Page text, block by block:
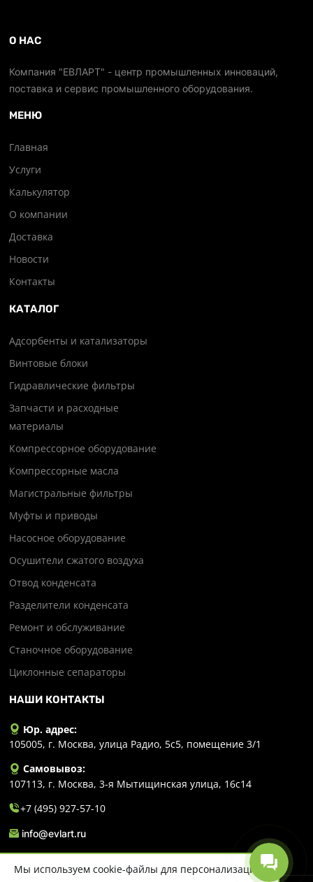
О НАС
Компания "ЕВЛАРТ" - центр промышленных инноваций,
поставка и сервис промышленного оборудования.
МЕНЮ
Главная
Услуги
Калькулятор
О компании
Доставка
Новости
Контакты
КАТАЛОГ
Адсорбенты и катализаторы
Винтовые блоки
Гидравлические фильтры
Запчасти и расходные
материалы
Компрессорное оборудование
Компрессорные масла
Магистральные фильтры
Муфты и приводы
Насосное оборудование
Осушители сжатого воздуха
Отвод конденсата
Разделители конденсата
Ремонт и обслуживание
Станочное оборудование
Циклонные сепараторы
НАШИ КОНТАКТЫ
Юр. адрес:
105005, г. Москва, улица Радио, 5с5, помещение 3/1
Самовывоз:
107113, г. Москва, 3-я Мытищинская улица, 16с14
+7 (495) 927-57-10
info@evlart.ru
Мы используем cookie-файлы для персонализации